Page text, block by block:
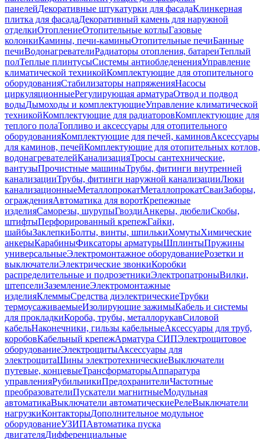
панелейДекоративные штукатурки для фасадаКлинкерная
плитка для фасадаДекоративный камень для наружной
отделкиОтоплениеОтопительные котлыГазовые
колонкиКамины, печи-каминыОтопительные печиБанные
печиВодонагревателиРадиаторы отопления, батареиТеплый
полТеплые плинтусыСистемы антиобледененияУправление
климатической техникойКомплектующие для отопительного
оборудованияСтабилизаторы напряженияНасосы
циркуляционныеРегулирующая арматураОтвод и подвод
водыДымоходы и комплектующиеУправление климатической
техникойКомплектующие для радиаторовКомплектующие для
теплого полаТопливо и аксессуары для отопительного
оборудованияКомплектующие для печей, каминовАксессуары
для каминов, печейКомплектующие для отопительных котлов,
водонагревателейКанализацияТросы сантехнические,
вантузыПрочистные машиныТрубы, фитинги внутренней
канализацииТрубы, фитинги наружной канализацииЛюки
канализационныеМеталлопрокатМеталлопрокатСваиЗаборы,
огражденияАвтоматика для воротКрепежные
изделияСаморезы, шурупыГвоздиАнкеры, дюбелиСкобы,
штифтыПерфорированный крепежГайки,
шайбыЗаклепкиБолты, винты, шпилькиХомутыХимические
анкерыКарабиныФиксаторы арматурыШплинтыПружины
универсальныеЭлектромонтажное оборудованиеРозетки и
выключателиЭлектрические звонкиКоробки
распределительные и подрозетникиЭлектропатроныВилки,
штепселиЗаземлениеЭлектромонтажные
изделияКлеммыСредства диэлектрическиеТрубки
термоусаживаемыеИзолирующие зажимыКабель и системы
для прокладкиКороба, трубы, металлорукавСиловой
кабельНаконечники, гильзы кабельныеАксессуары для труб,
коробовКабельный крепежАрматура СИПЭлектрощитовое
оборудованиеЭлектрощитыАксессуары для
электрощитаШины электротехническиеВыключатели
путевые, концевыеТрансформаторыАппаратура
управленияРубильникиПредохранителиЧастотные
преобразователиПускатели магнитныеМодульная
автоматикаВыключатели автоматическиеРелеВыключатели
нагрузкиКонтакторыДополнительное модульное
оборудованиеУЗИПАвтоматика пуска
двигателяДифференциальные